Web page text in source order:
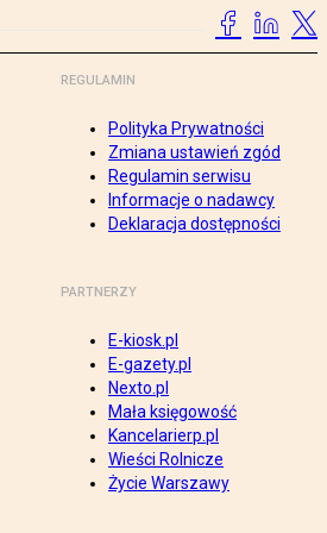
REGULAMIN
Polityka Prywatności
Zmiana ustawień zgód
Regulamin serwisu
Informacje o nadawcy
Deklaracja dostępności
PARTNERZY
E-kiosk.pl
E-gazety.pl
Nexto.pl
Mała księgowość
Kancelarierp.pl
Wieści Rolnicze
Życie Warszawy